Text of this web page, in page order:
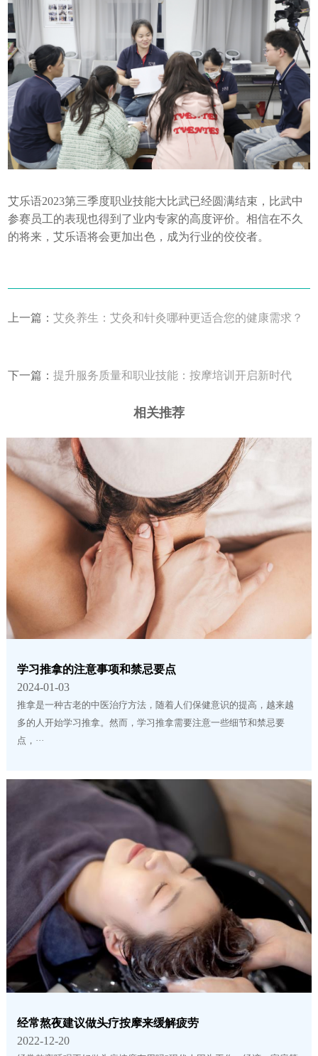
艾乐语2023第三季度职业技能大比武已经圆满结束，比武中
参赛员工的表现也得到了业内专家的高度评价。相信在不久
的将来，艾乐语将会更加出色，成为行业的佼佼者。
上一篇：艾灸养生：艾灸和针灸哪种更适合您的健康需求？
下一篇：提升服务质量和职业技能：按摩培训开启新时代
相关推荐
学习推拿的注意事项和禁忌要点
2024-01-03
推拿是一种古老的中医治疗方法，随着人们保健意识的提高，越来越
多的人开始学习推拿。然而，学习推拿需要注意一些细节和禁忌要
点，···
经常熬夜建议做头疗按摩来缓解疲劳
2022-12-20